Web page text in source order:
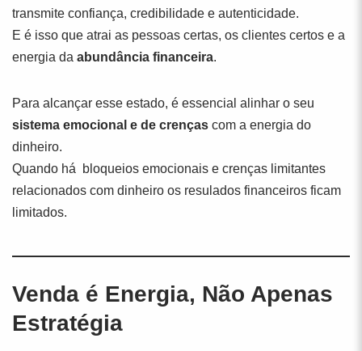
transmite confiança, credibilidade e autenticidade.
E é isso que atrai as pessoas certas, os clientes certos e a
energia da abundância financeira.
Para alcançar esse estado, é essencial alinhar o seu
sistema emocional e de crenças com a energia do
dinheiro.
Quando há bloqueios emocionais e crenças limitantes
relacionados com dinheiro os resulados financeiros ficam
limitados.
Venda é Energia, Não Apenas
Estratégia